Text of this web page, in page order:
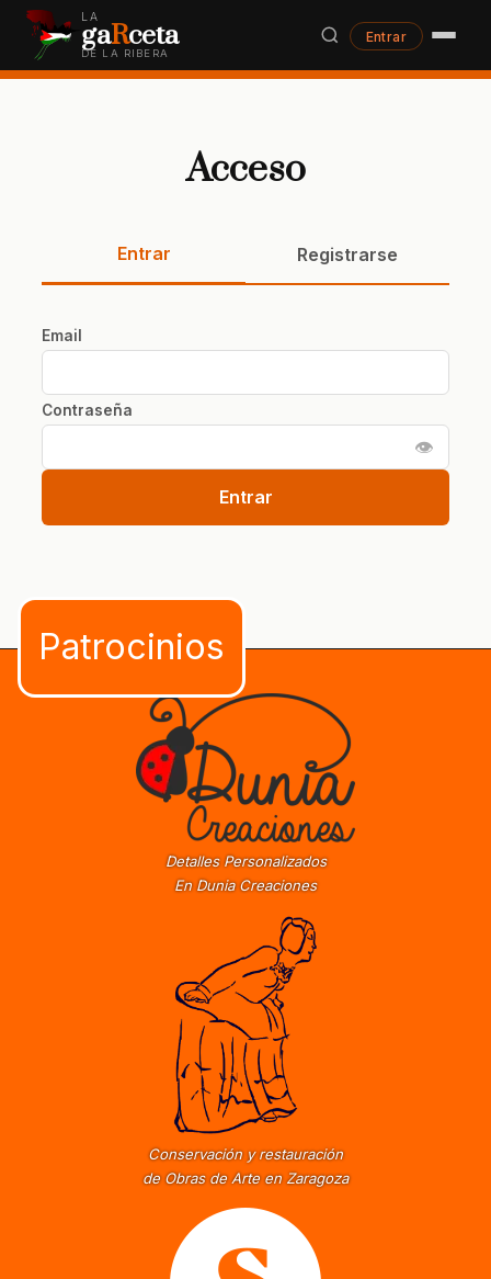
LA
gaRceta
DE LA RIBERA
Entrar
Acceso
Entrar Registrarse
Email
Contraseña
👁
Entrar
Detalles Personalizados
En Dunia Creaciones
Conservación y restauración
de Obras de Arte en Zaragoza